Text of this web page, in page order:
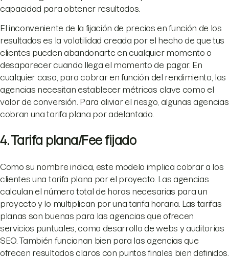
capacidad para obtener resultados.
El inconveniente de la fijación de precios en función de los
resultados es la volatilidad creada por el hecho de que tus
clientes pueden abandonarte en cualquier momento o
desaparecer cuando llega el momento de pagar. En
cualquier caso, para cobrar en función del rendimiento, las
agencias necesitan establecer métricas clave como el
valor de conversión. Para aliviar el riesgo, algunas agencias
cobran una tarifa plana por adelantado.
4. Tarifa plana/Fee fijado
Como su nombre indica, este modelo implica cobrar a los
clientes una tarifa plana por el proyecto. Las agencias
calculan el número total de horas necesarias para un
proyecto y lo multiplican por una tarifa horaria. Las tarifas
planas son buenas para las agencias que ofrecen
servicios puntuales, como desarrollo de webs y auditorías
SEO. También funcionan bien para las agencias que
ofrecen resultados claros con puntos finales bien definidos.